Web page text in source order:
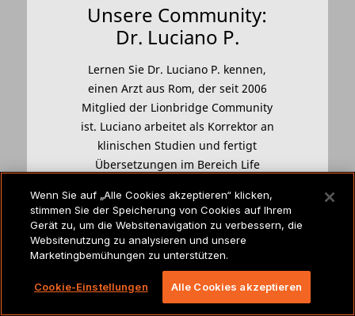
Unsere Community:
Dr. Luciano P.
Lernen Sie Dr. Luciano P. kennen,
einen Arzt aus Rom, der seit 2006
Mitglied der Lionbridge Community
ist. Luciano arbeitet als Korrektor an
klinischen Studien und fertigt
Übersetzungen im Bereich Life
MEHR ERFAHREN
Wenn Sie auf „Alle Cookies akzeptieren“ klicken,
stimmen Sie der Speicherung von Cookies auf Ihrem
Gerät zu, um die Websitenavigation zu verbessern, die
Websitenutzung zu analysieren und unsere
Marketingbemühungen zu unterstützen.
Cookie-Einstellungen Alle Cookies akzeptieren